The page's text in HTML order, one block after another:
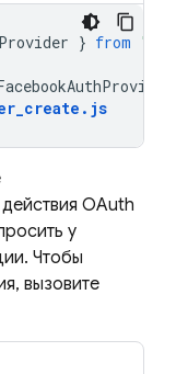
} from
. js
OAuth
у
Чтобы
вызовите